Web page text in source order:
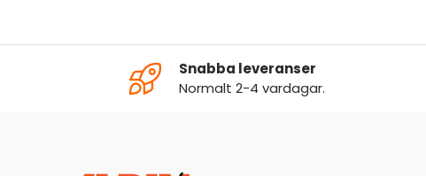
Snabba leveranser
Normalt 2-4 vardagar.